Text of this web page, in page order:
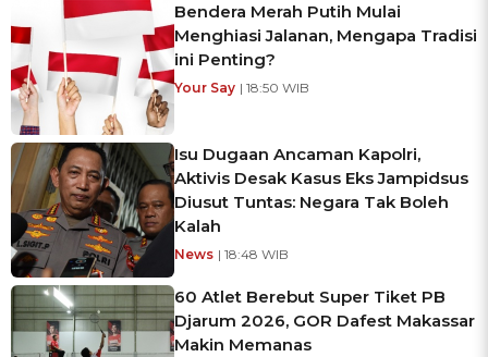
Bendera Merah Putih Mulai
Menghiasi Jalanan, Mengapa Tradisi
ini Penting?
Your Say | 18:50 WIB
Isu Dugaan Ancaman Kapolri,
Aktivis Desak Kasus Eks Jampidsus
Diusut Tuntas: Negara Tak Boleh
Kalah
News | 18:48 WIB
60 Atlet Berebut Super Tiket PB
Djarum 2026, GOR Dafest Makassar
Makin Memanas